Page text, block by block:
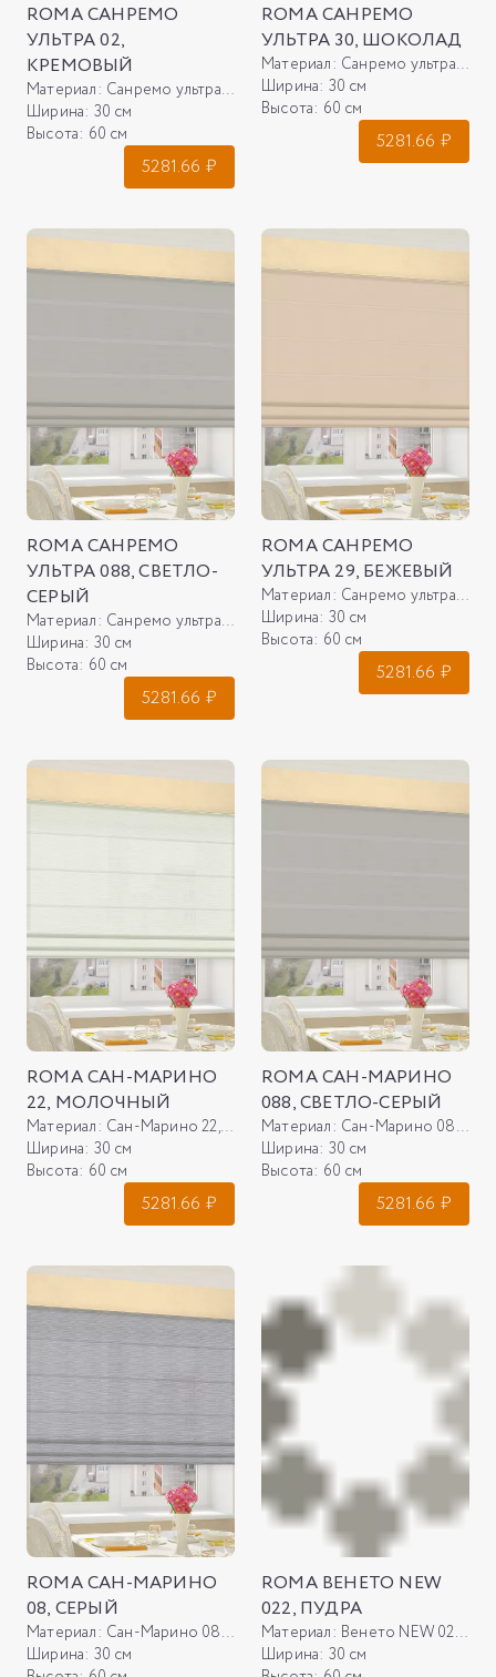
ROMA САНРЕМО
УЛЬТРА 02,
КРЕМОВЫЙ
Материал: Санремо ультра 02, кремовый
Ширина: 30 см
Высота: 60 см
5281.66 ₽
ROMA САНРЕМО
УЛЬТРА 30, ШОКОЛАД
Материал: Санремо ультра 30, шоколад
Ширина: 30 см
Высота: 60 см
5281.66 ₽
ROMA САНРЕМО
УЛЬТРА 088, СВЕТЛО-
СЕРЫЙ
Материал: Санремо ультра 088, светло-серый
Ширина: 30 см
Высота: 60 см
5281.66 ₽
ROMA САНРЕМО
УЛЬТРА 29, БЕЖЕВЫЙ
Материал: Санремо ультра 29, бежевый
Ширина: 30 см
Высота: 60 см
5281.66 ₽
ROMA САН-МАРИНО
22, МОЛОЧНЫЙ
Материал: Сан-Марино 22, молочный
Ширина: 30 см
Высота: 60 см
5281.66 ₽
ROMA САН-МАРИНО
088, СВЕТЛО-СЕРЫЙ
Материал: Сан-Марино 088, светло-серый
Ширина: 30 см
Высота: 60 см
5281.66 ₽
ROMA САН-МАРИНО
08, СЕРЫЙ
Материал: Сан-Марино 08, серый
Ширина: 30 см
ROMA ВЕНЕТО NEW
022, ПУДРА
Материал: Венето NEW 022, пудра
Ширина: 30 см